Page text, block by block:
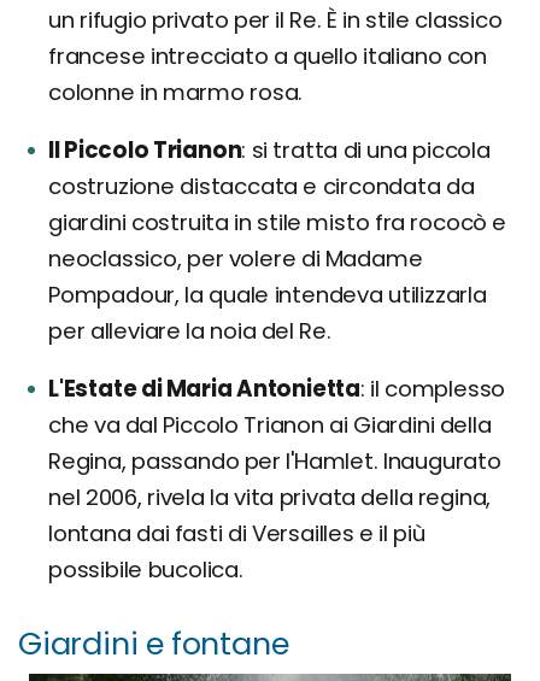
un rifugio privato per il Re. È in stile classico
francese intrecciato a quello italiano con
colonne in marmo rosa.
Il Piccolo Trianon si tratta di una piccola
costruzione distaccata e circondata da
giardini costruita in stile misto fra rococò e
neoclassico, per volere di Madame
Pompadour, la quale intendeva utilizzarla
per alleviare la noia del Re.
L'Estate di Maria Antonietta il complesso
che va dal Piccolo Trianon ai Giardini della
Regina, passando per l'Hamlet. Inaugurato
nel 2006, rivela la vita privata della regina,
lontana dai fasti di Versailles e il più
possibile bucolica.
Giardini e fontane